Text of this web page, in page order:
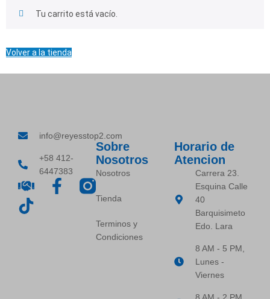
Tu carrito está vacío.
Volver a la tienda
info@reyesstop2.com
+58 412-
6447383
Sobre
Nosotros
Nosotros
Tienda
Terminos y
Condiciones
Horario de
Atencion
Carrera 23.
Esquina Calle
40
Barquisimeto
Edo. Lara
8 AM - 5 PM,
Lunes -
Viernes